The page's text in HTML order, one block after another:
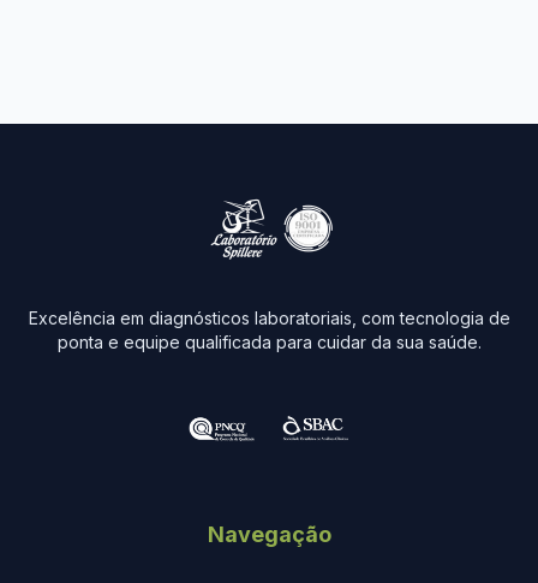
Excelência em diagnósticos laboratoriais, com tecnologia de
ponta e equipe qualificada para cuidar da sua saúde.
Navegação